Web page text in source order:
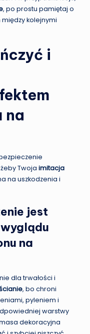
, po prostu pamiętaj o
kolejnymi
i
na
Twoja imitacja
na uszkodzenia i
jest
na
dla trwałości i
, bo chroni
pyleniem i
warstwy
dekoracyjna